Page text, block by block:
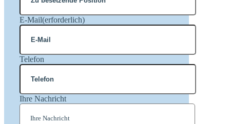
E-Mail(erforderlich)
Telefon
Ihre Nachricht